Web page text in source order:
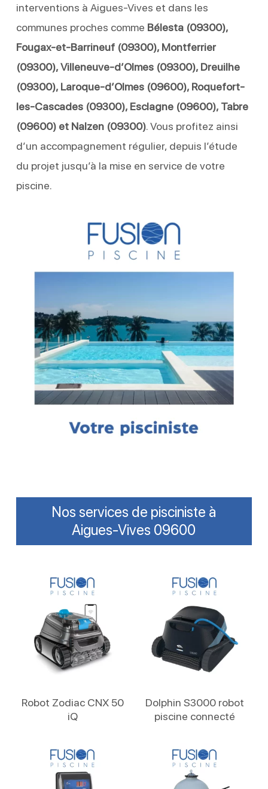
interventions à Aigues-Vives et dans les
communes proches comme Bélesta (09300),
Fougax-et-Barrineuf (09300), Montferrier
(09300), Villeneuve-d’Olmes (09300), Dreuilhe
(09300), Laroque-d’Olmes (09600), Roquefort-
les-Cascades (09300), Esclagne (09600), Tabre
(09600) et Nalzen (09300). Vous profitez ainsi
d’un accompagnement régulier, depuis l’étude
du projet jusqu’à la mise en service de votre
piscine.
Nos services de pisciniste à
Aigues-Vives 09600
Robot Zodiac CNX 50
iQ
Dolphin S3000 robot
piscine connecté